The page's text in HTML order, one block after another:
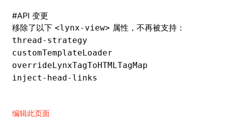
#API 变更
移除了以下 <lynx-view> 属性，不再被支持：
thread-strategy
customTemplateLoader
overrideLynxTagToHTMLTagMap
inject-head-links
编辑此页面